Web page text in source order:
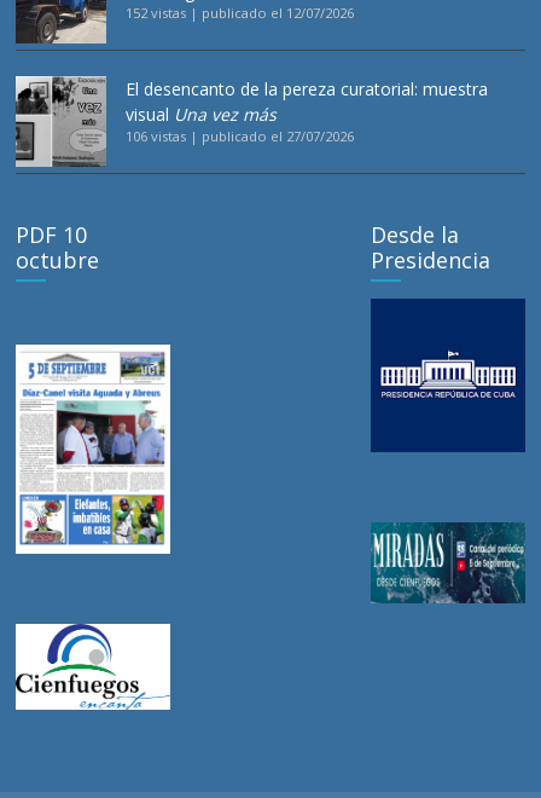
152 vistas | publicado el 12/07/2026
El desencanto de la pereza curatorial: muestra
visual Una vez más
106 vistas | publicado el 27/07/2026
PDF 10
octubre
Desde la
Presidencia